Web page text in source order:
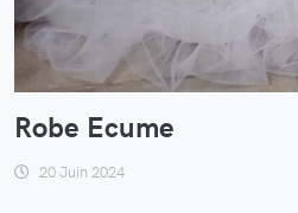
Robe Ecume
20 Juin 2024